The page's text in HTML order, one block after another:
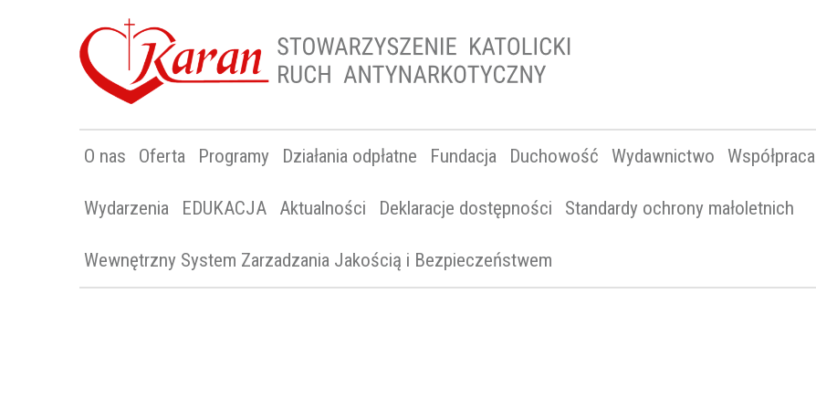
O nas Oferta Programy Działania odpłatne Fundacja Duchowość Wydawnictwo Współpraca
Wydarzenia EDUKACJA Aktualności Deklaracje dostępności Standardy ochrony małoletnich
Wewnętrzny System Zarzadzania Jakością i Bezpieczeństwem